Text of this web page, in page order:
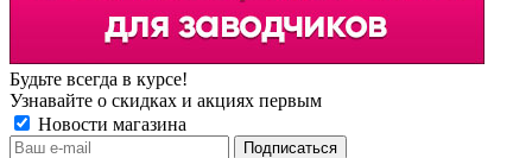
Будьте всегда в курсе!
Узнавайте о скидках и акциях первым
Новости магазина